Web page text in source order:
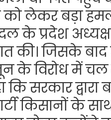
बिटिया.बागपत
जनपद
में
आज
बालिका
दिवस
के
मौके
पर
मिशन
शक्ति
लेकर बड़ा
के प्रदेश अध्यक्ष
की। जिसके बाद
के विरोध में
सरकार द्वारा
किसानों के साथ